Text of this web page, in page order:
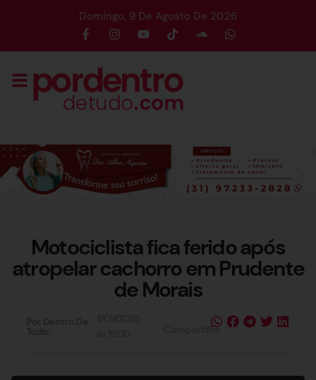
Domingo, 9 De Agosto De 2026
Motociclista fica ferido após
atropelar cachorro em Prudente
de Morais
Compartilhe